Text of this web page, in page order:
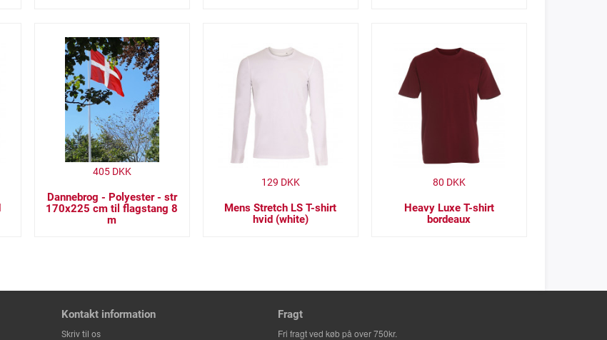
Dannebrog - Polyester - str
170x225 cm til flagstang 8
m
405DKK
Mens Stretch LS T-shirt
hvid (white)
129 DKK
Heavy Luxe T-shirt
bordeaux
80 DKK
Kontakt information
Skriv til os
Fragt
Fri fragt ved køb på over 750kr.